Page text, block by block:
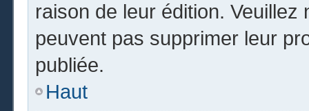
raison de leur édition.
peuvent pas supprimer leur
publiée.
Haut